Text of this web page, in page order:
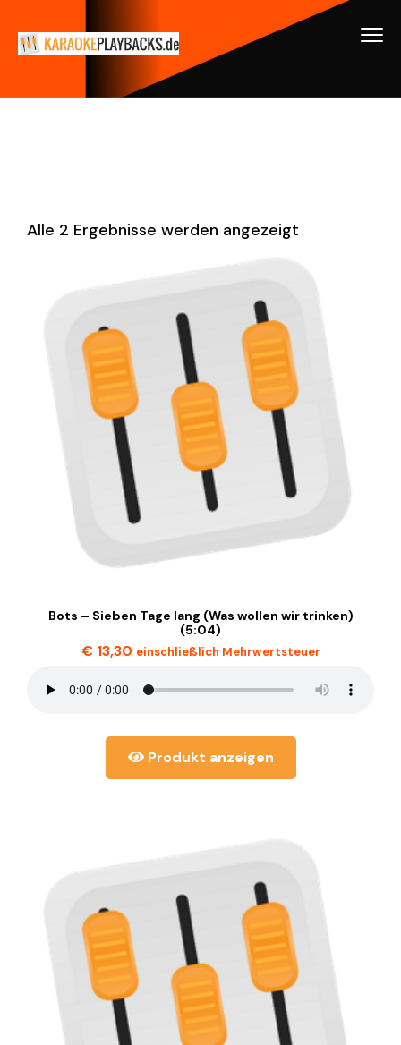
Alle 2 Ergebnisse werden angezeigt
Bots – Sieben Tage lang (Was wollen wir trinken)
(5:04)
€13,30 einschließlich Mehrwertsteuer
Produkt anzeigen